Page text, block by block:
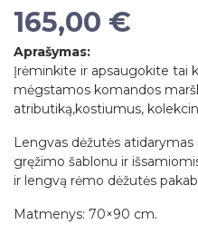
165,00 €
Aprašymas:
Įrėminkite ir apsaugokite tai
mėgstamos komandos
atributiką,kostiumus,
Lengvas dėžutės atidarymas
gręžimo šablonu ir
ir lengvą rėmo dėžutės
Matmenys: 70×90 cm.